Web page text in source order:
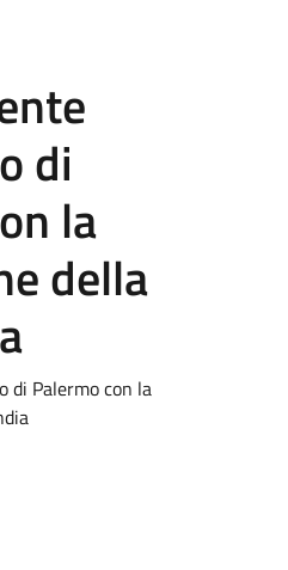
di
la
della
di Palermo con la